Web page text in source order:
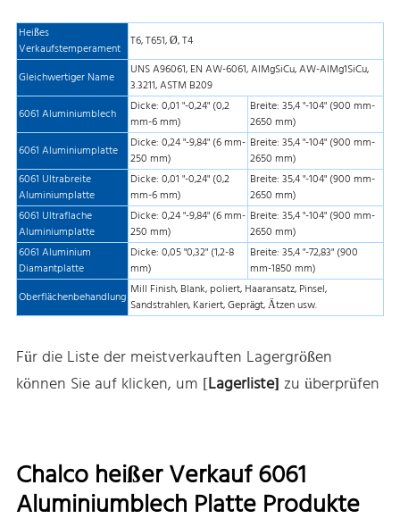
Heißes
Verkaufstemperament T6, T651, Ø, T4
Gleichwertiger Name
UNS A96061, EN AW-6061, AlMgSiCu, AW-AlMg1SiCu,
3.3211, ASTM B209
6061 Aluminiumblech
Dicke: 0,01 "-0,24" (0,2
mm-6 mm)
Breite: 35,4 "-104" (900 mm-
2650 mm)
6061 Aluminiumplatte
Dicke: 0,24 "-9,84" (6 mm-
250 mm)
Breite: 35,4 "-104" (900 mm-
2650 mm)
6061 Ultrabreite
Aluminiumplatte
Dicke: 0,01 "-0,24" (0,2
mm-6 mm)
Breite: 35,4 "-104" (900 mm-
2650 mm)
6061 Ultraflache
Aluminiumplatte
Dicke: 0,24 "-9,84" (6 mm-
250 mm)
Breite: 35,4 "-104" (900 mm-
2650 mm)
6061 Aluminium
Diamantplatte
Dicke: 0,05 "0,32" (1,2-8
mm)
Breite: 35,4 "-72,83" (900
mm-1850 mm)
Oberflächenbehandlung Mill Finish, Blank, poliert, Haaransatz, Pinsel,
Sandstrahlen, Kariert, Geprägt, Ätzen usw.
Für die Liste der meistverkauften Lagergrößen
können Sie auf klicken, um [Lagerliste] zu überprüfen
Chalco heißer Verkauf 6061
Aluminiumblech Platte Produkte